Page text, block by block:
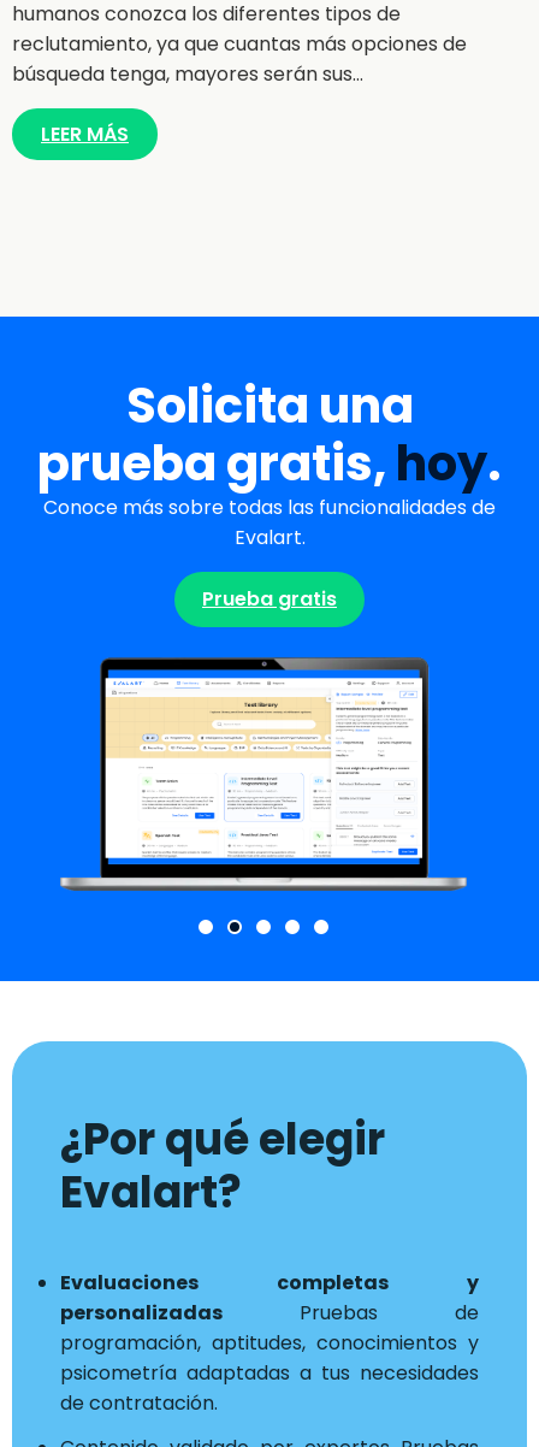
humanos conozca los diferentes tipos de
reclutamiento, ya que cuantas más opciones de
búsqueda tenga, mayores serán sus…
LEER MÁS
Solicita una
prueba gratis,hoy.
Conoce más sobre todas las funcionalidades de
Evalart.
Prueba gratis
¿Por qué elegir
Evalart?
Evaluaciones completas y
personalizadas Pruebas de
programación, aptitudes, conocimientos y
psicometría adaptadas a tus necesidades
de contratación.